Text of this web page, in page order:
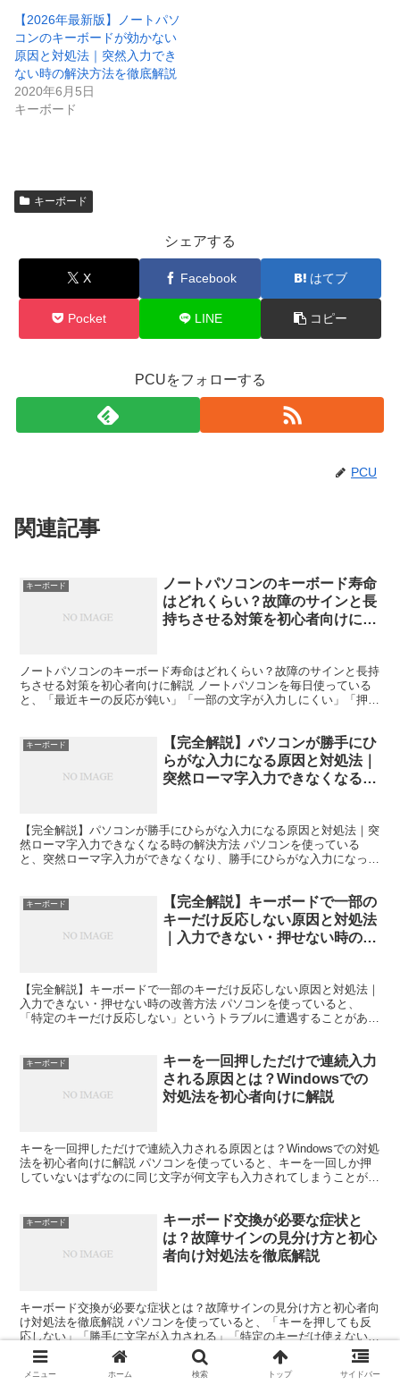
【2026年最新版】ノートパソ
コンのキーボードが効かない
原因と対処法｜突然入力でき
ない時の解決方法を徹底解説
2020年6月5日
キーボード
キーボード
シェアする
X Facebook はてブ
Pocket LINE コピー
PCUをフォローする
PCU
関連記事
キーボード
ノートパソコンのキーボード寿命
はどれくらい？故障のサインと長
持ちさせる対策を初心者向けに解
ノートパソコンのキーボード寿命はどれくらい？故障のサインと長持
ちさせる対策を初心者向けに解説 ノートパソコンを毎日使っている
と、「最近キーの反応が鈍い」「一部の文字が入力しにくい」「押し
キーボード
【完全解説】パソコンが勝手にひ
らがな入力になる原因と対処法｜
突然ローマ字入力できなくなる時
【完全解説】パソコンが勝手にひらがな入力になる原因と対処法｜突
然ローマ字入力できなくなる時の解決方法 パソコンを使っている
と、突然ローマ字入力ができなくなり、勝手にひらがな入力になって
キーボード
【完全解説】キーボードで一部の
キーだけ反応しない原因と対処法
｜入力できない・押せない時の改
【完全解説】キーボードで一部のキーだけ反応しない原因と対処法｜
入力できない・押せない時の改善方法 パソコンを使っていると、
「特定のキーだけ反応しない」というトラブルに遭遇することがあり
キーボード
キーを一回押しただけで連続入力
される原因とは？Windowsでの
対処法を初心者向けに解説
キーを一回押しただけで連続入力される原因とは？Windowsでの対処
法を初心者向けに解説 パソコンを使っていると、キーを一回しか押
していないはずなのに同じ文字が何文字も入力されてしまうことがあ
キーボード
キーボード交換が必要な症状と
は？故障サインの見分け方と初心
者向け対処法を徹底解説
キーボード交換が必要な症状とは？故障サインの見分け方と初心者向
け対処法を徹底解説 パソコンを使っていると、「キーを押しても反
応しない」「勝手に文字が入力される」「特定のキーだけ使えない」
などのトラブルに遭遇することがあります。 このような症...
【突然キーボードで文字が打てな
メニュー ホーム 検索 トップ サイドバー